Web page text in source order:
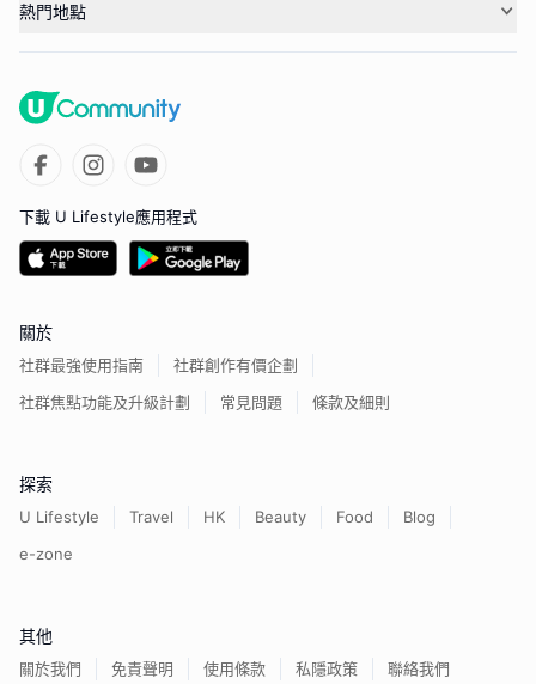
熱門地點
下載 U Lifestyle應用程式
關於
社群最強使用指南
社群創作有價企劃
社群焦點功能及升級計劃
常見問題 條款及細則
探索
U Lifestyle Travel HK Beauty Food
Blog
e-zone
其他
關於我們 免責聲明 使用條款 私隱政策 聯絡我們